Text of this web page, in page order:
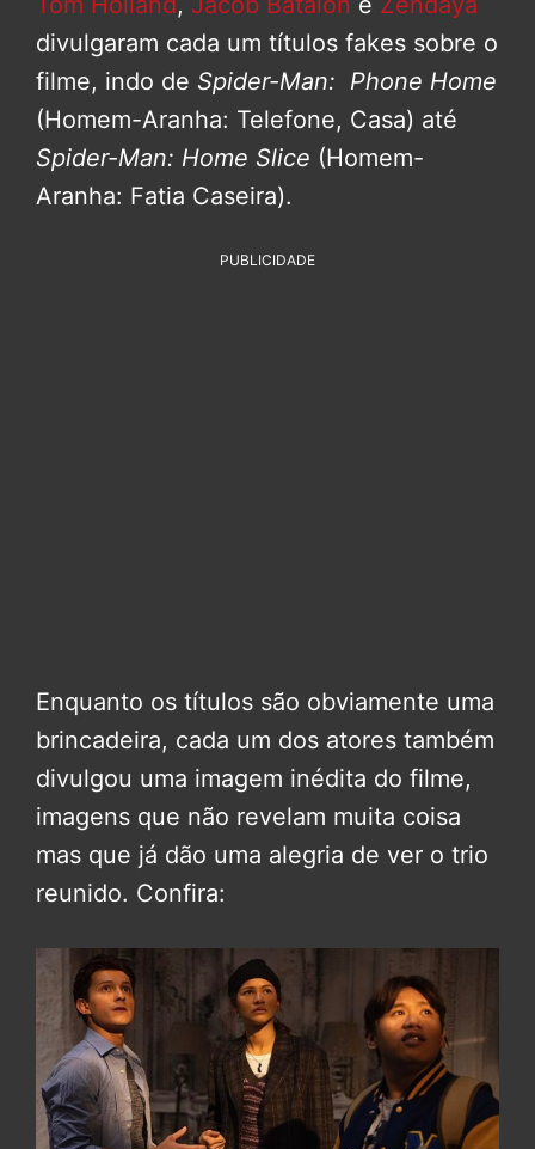
divulgaram cada um títulos fakes sobre o
filme, indo de Spider-Man: Phone Home
(Homem-Aranha: Telefone, Casa) até
Spider-Man: Home Slice (Homem-
Aranha: Fatia Caseira).
PUBLICIDADE
Enquanto os títulos são obviamente uma
brincadeira, cada um dos atores também
divulgou uma imagem inédita do filme,
imagens que não revelam muita coisa
mas que já dão uma alegria de ver o trio
reunido. Confira: